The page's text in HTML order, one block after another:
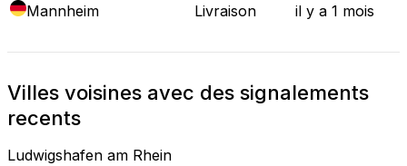
Mannheim
Livraison il y a 1 mois
Villes voisines avec des signalements
recents
Ludwigshafen am Rhein